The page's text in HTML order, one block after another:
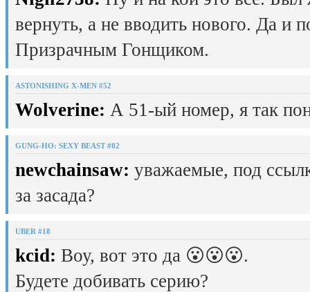
вернуть, а не вводить нового. Да и
Призрачным Гонщиком.
ASTONISHING X-MEN #52
Wolverine: А 51-ый номер, я так
GUNG-HO: SEXY BEAST #02
newchainsaw: уважаемые, под
за засада?
UBER #18
kcid: Воу, вот это да 😮😮😮.
Будете добивать серию?